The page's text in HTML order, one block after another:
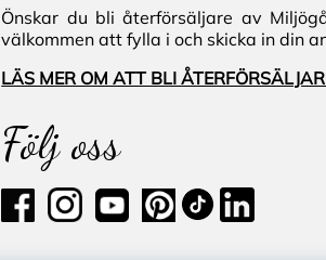
Önskar du bli återförsäljare av
välkommen att fylla i och skicka in din
LÄS MER OM ATT BLI
Följ oss